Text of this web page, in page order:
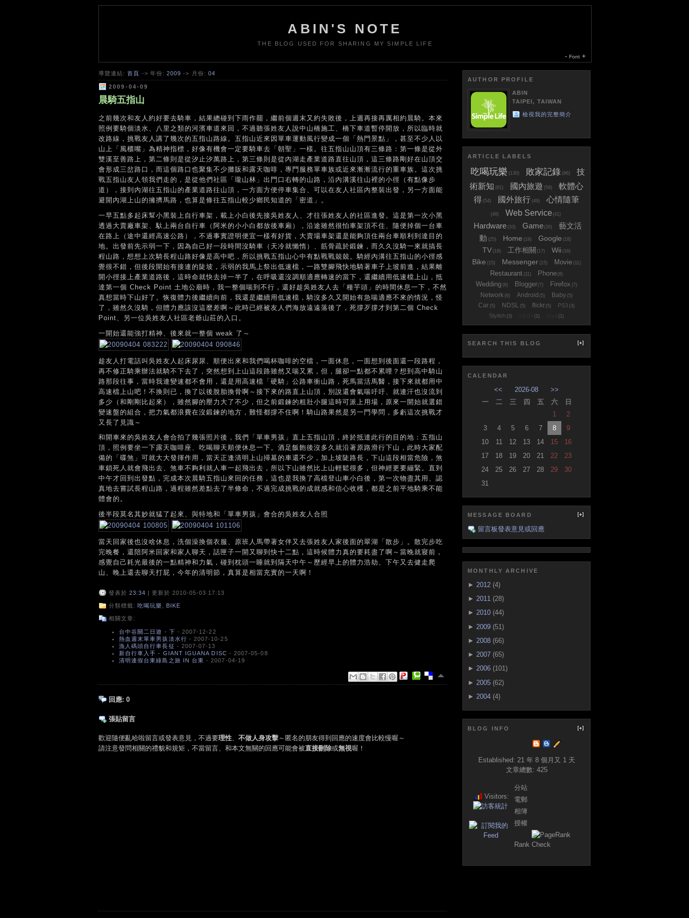
ABIN'S NOTE
THE BLOG USED FOR SHARING MY SIMPLE LIFE
- Font +
導覽連結:首頁 -> 年份:2009 -> 月份: 04
2009-04-09
晨騎五指山
之前幾次和友人約好要去騎車，結果總碰到下雨作罷，繼前個週末又約失敗後，上週再接再厲相約晨騎。本來
照例要騎個淡水、八里之類的河濱車道來回，不過聽張姓友人說中山橋施工、橋下車道暫停開放，所以臨時就
改路線，挑戰友人講了幾次的五指山路線。五指山近來因單車運動風行變成一個「熱門景點」，甚至不少人以
山上「風櫃嘴」為精神指標，好像有機會一定要騎車去「朝聖」一樣。往五指山山頂有三條路：第一條是從外
雙溪至善路上，第二條則是從汐止汐萬路上，第三條則是從內湖走產業道路直往山頂，這三條路剛好在山頂交
會形成三岔路口，而這個路口也聚集不少攤販和露天咖啡，專門服務單車族或近來漸漸流行的重車族。這次挑
戰五指山友人領我們走的，是從他們社區「瓏山林」出門口右轉的山路，沿內溝溪往山裡的小徑（有點像步
道），接到內湖往五指山的產業道路往山頂，一方面方便停車集合、可以在友人社區內整裝出發，另一方面能
避開內湖上山的擁擠馬路，也算是條往五指山較少鄉民知道的「密道」。
一早五點多起床幫小黑裝上自行車架，載上小白後先接吳姓友人、才往張姓友人的社區進發。這是第一次小黑
透過大賣廠車架、馱上兩台自行車（阿米的小小白都放後車廂），沿途雖然很怕車架頂不住、隨便掉個一台車
在路上（途中還經高速公路），不過事實證明便宜一樣有好貨，大賣場車架還是能夠頂住兩台車順利到達目的
地。出發前先示弱一下，因為自己好一段時間沒騎車（天冷就懶惰）、筋骨疏於鍛鍊，而久久沒騎一來就搞長
程山路，想想上次騎長程山路好像是高中吧，所以挑戰五指山心中有點戰戰兢兢。騎經內溝往五指山的小徑感
覺很不錯，但後段開始有接連的陡坡，示弱的我馬上祭出低速檔，一路雙腳飛快地騎著車子上坡前進，結果離
開小徑接上產業道路後，這時命就快去掉一半了，在呼吸還沒調順適應轉速的當下，還繼續用低速檔上山，抵
達第一個 Check Point 土地公廟時，我一整個喘到不行，還好趁吳姓友人去「種芋頭」的時間休息一下，不然
真想當時下山好了。恢復體力後繼續向前，我還是繼續用低速檔，騎沒多久又開始有急喘適應不來的情況，怪
了，雖然久沒騎，但體力應該沒這麼差啊～此時已經被友人們海放遠遠落後了，死撐歹撐才到第二個 Check
Point、另一位吳姓友人社區老爺山莊的入口。
一開始還能強打精神、後來就一整個 weak 了～
趁友人打電話叫吳姓友人起床尿尿、順便出來和我們喝杯咖啡的空檔，一面休息，一面想到後面還一段路程，
再不修正騎乘辦法就騎不下去了，突然想到上山這段路雖然又喘又累，但，腿卻一點都不累哩？想到高中騎山
路那段往事，當時我連變速都不會用，還是用高速檔「硬騎」公路車衝山路，死馬當活馬醫，接下來就都用中
高速檔上山吧！不換則已，換了以後脫胎換骨啊～接下來的路直上山頂，別說還會氣喘吁吁、就連汗也沒流到
多少（和剛剛比起來），雖然腳的壓力大了不少，但之前鍛鍊的粗壯小腿這時可派上用場，原來一開始就選錯
變速盤的組合，把力氣都浪費在沒鍛鍊的地方，難怪都撐不住啊！騎山路果然是另一門學問，多虧這次挑戰才
又長了見識～
和開車來的吳姓友人會合拍了幾張照片後，我們「單車男孩」直上五指山頂，終於抵達此行的目的地：五指山
頂，照例要坐一下露天咖啡座、吃喝聊天順便休息一下。酒足飯飽後沒多久就沿著原路滑行下山，此時大家配
備的「碟煞」可就大大發揮作用，當天正逢清明上山掃墓的車還不少，加上坡陡路長，下山這段相當危險，煞
車鎖死人就會飛出去、煞車不夠利就人車一起飛出去，所以下山雖然比上山輕鬆很多，但神經更要繃緊。直到
中午才回到出發點，完成本次晨騎五指山來回的任務，這也是我換了高檔登山車小白後，第一次物盡其用、認
真地去嘗試長程山路，過程雖然差點去了半條命，不過完成挑戰的成就感和信心收穫，都是之前平地騎乘不能
體會的。
後半段莫名其妙就猛了起來、與特地和「單車男孩」會合的吳姓友人合照
當天回家後也沒啥休息，洗個澡換個衣服、原班人馬帶著女伴又去張姓友人家後面的翠湖「散步」。散完步吃
完晚餐，還陪阿米回家和家人聊天，話匣子一開又聊到快十二點，這時候體力真的要耗盡了啊～當晚就寢前，
感覺自己耗光最後的一點精神和力氣，碰到枕頭一睡就到隔天中午～歷經早上的體力浩劫、下午又去健走爬
山、晚上還去聊天打屁，今年的清明節，真算是相當充實的一天啊！
發表於 23:34 | 更新於 2010-05-03 17:13
分類標籤: 吃喝玩樂 BIKE
相關文章:
台中谷關二日遊 - 下 - 2007-12-22
熱血週末單車男孩淡水行 - 2007-10-25
漁人碼頭自行車長征 - 2007-07-13
新自行車入手 - GIANT IGUANA DISC - 2007-05-08
清明連假台東綠島之旅 IN 台東 - 2007-04-19
回應: 0
張貼留言
歡迎隨便亂哈啦留言或發表意見，不過要理性 不做人身攻擊～匿名的朋友得到回應的速度會比較慢喔～
請注意發問相關的禮貌和規矩，不當留言、和本文無關的回應可能會被直接刪除或無視喔！
AUTHOR PROFILE
ABIN
TAIPEI, TAIWAN
檢視我的完整簡介
ARTICLE LABELS
吃喝玩樂 (130) 敗家記錄 (86)
技
術新知 (61) 國內旅遊 (59)
軟體心
得 (54) 國外旅行 (49) 心情隨筆
(48) Web Service (41)
Hardware (33) Game(26)
藝文活
動 (25) Home (19) Google (18)
TV (18) 工作相關 (17) Wii (16)
Bike (15) Messenger (15) Movie (11)
Restaurant (11) Phone(8)
Wedding (8) Blogger(7) Firefox (7)
Network (6) Android (5) Baby (5)
Car (5) NDSL (5) flickr(5) PS3 (3)
Stylish (3) (1) (1)
SEARCH THIS BLOG
CALENDAR
<< 2026-08
>>
一
二 三 四 五 六
日
1
2
3
4 5 6 7 8
9
10
11 12 13 14 15
16
17
18 19 20 21 22
23
24
25 26 27 28 29
30
31
MESSAGE BOARD
留言板發表意見或回應
MONTHLY ARCHIVE
► 2012 (4)
► 2011 (28)
► 2010 (44)
► 2009 (51)
► 2008 (66)
► 2007 (65)
► 2006 (101)
► 2005 (62)
► 2004 (4)
BLOG INFO
Established: 21 年 8 個月又 1 天
文章總數: 425
Visitors:
分站
電郵
相簿
授權
Rank